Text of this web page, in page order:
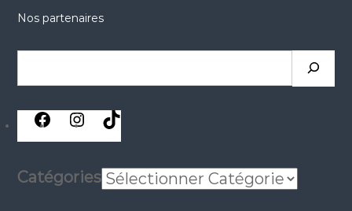
Nos partenaires
réseaux réseaux
sociaux
réseaux
Catégories